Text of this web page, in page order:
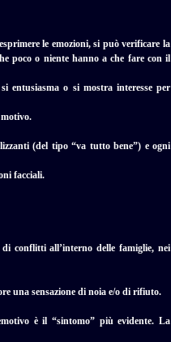
le emozioni, si può verificare la
poco o niente hanno a che fare con il
entusiasma o si mostra interesse per
(del tipo “va tutto bene”) e ogni
facciali.
di conflitti all’interno delle famiglie, nei
una sensazione di noia e/o di rifiuto.
è il “sintomo” più evidente. La